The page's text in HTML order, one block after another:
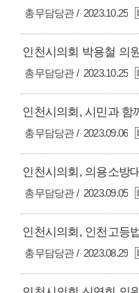
총무담당관 2023.10.25
총무담당관 2023.10.25
인천시의회, 시민과 함
총무담당관 2023.09.06
총무담당관 2023.09.05
인천시의회, 인천고등
총무담당관 2023.08.29